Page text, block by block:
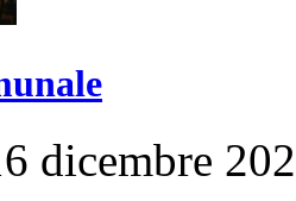
dicembre